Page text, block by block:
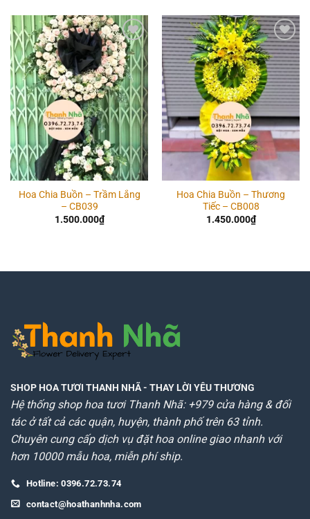
Add to
wishlist
Hoa Chia Buồn – Trầm Lắng
– CB039
1.500.000₫
Add to
wishlist
Hoa Chia Buồn – Thương
Tiếc – CB008
1.450.000₫
SHOP HOA TƯƠI THANH NHÃ- THAY LỜI YÊU THƯƠNG
Hệ thống shop hoa tươi Thanh Nhã: +979 cửa hàng & đối
tác ở tất cả các quận, huyện, thành phố trên 63 tỉnh.
Chuyên cung cấp dịch vụ đặt hoa online giao nhanh với
hơn 10000 mẫu hoa, miễn phí ship.
Hotline: 0396.72.73.74
contact@hoathanhnha.com